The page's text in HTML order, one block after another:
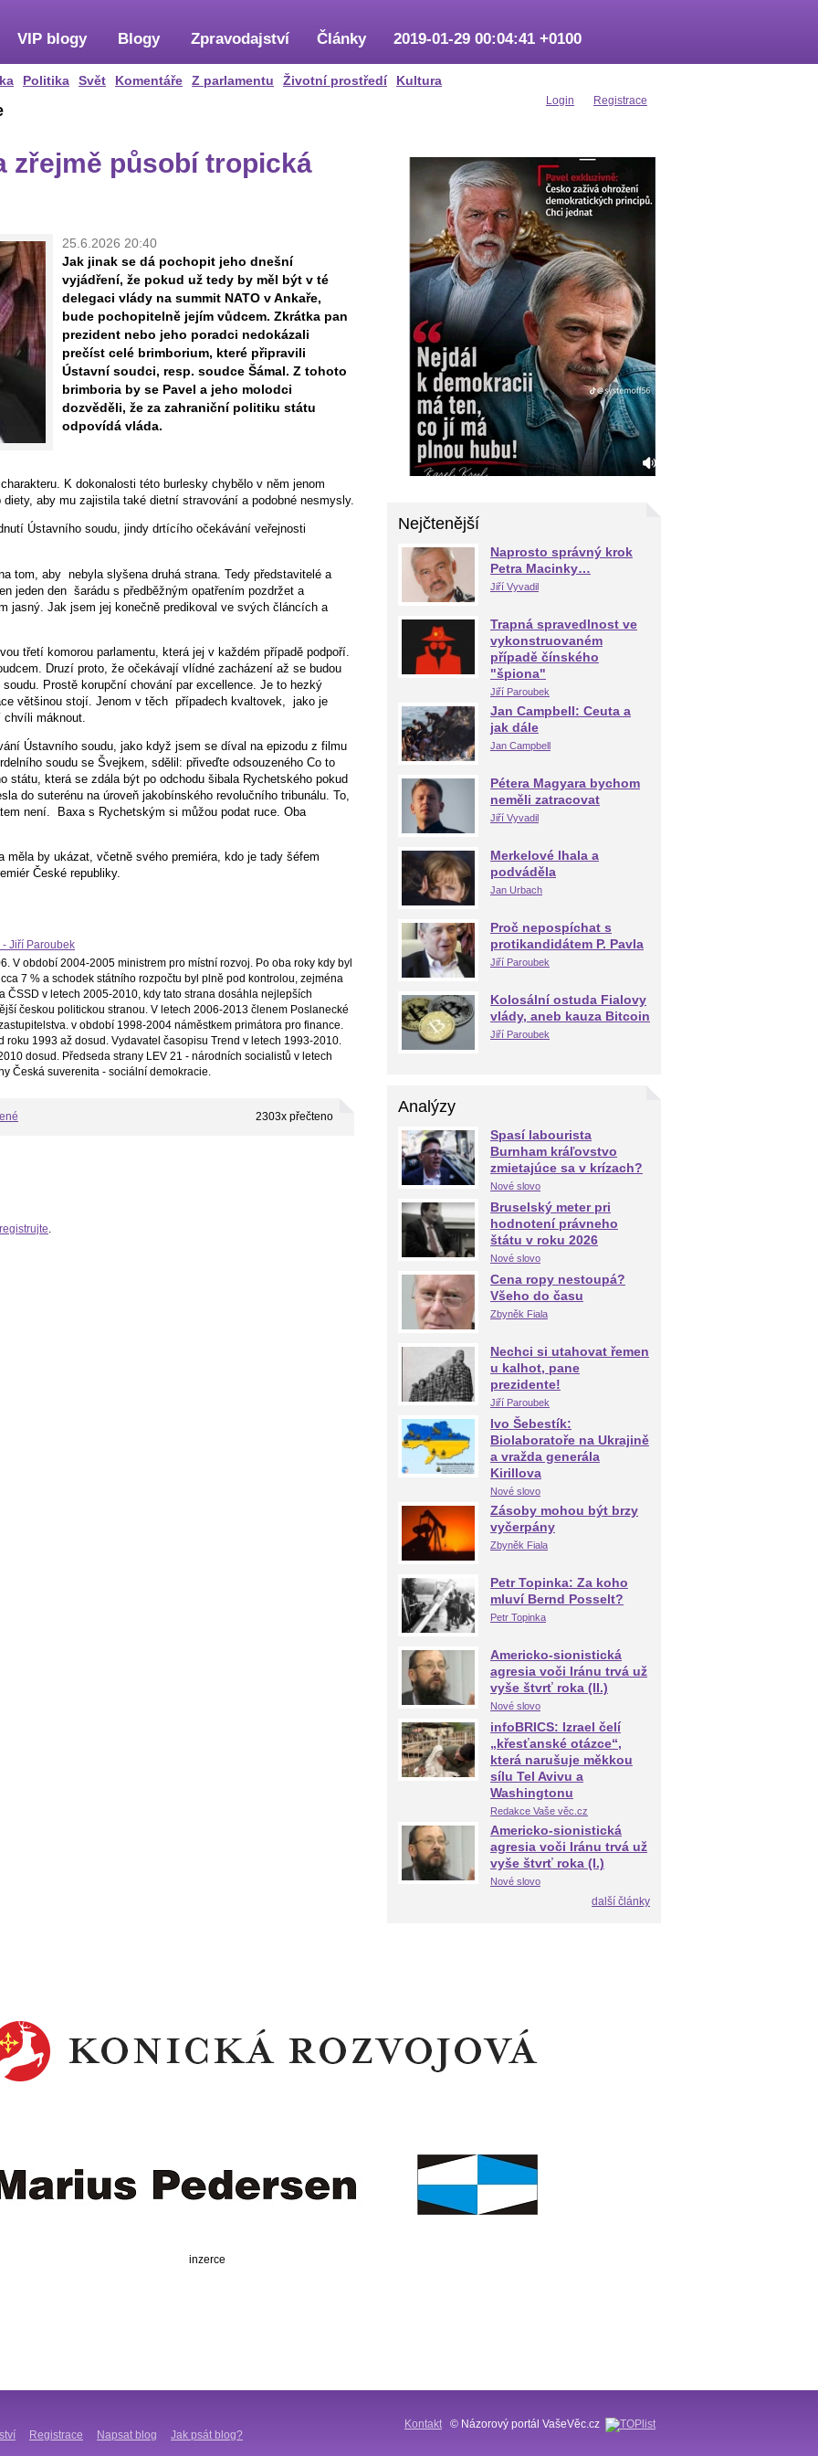
Politika Svět Komentáře Z parlamentu Životní prostředí Kultura
VIP blogy Blogy Zpravodajství Články 2019-01-29 00:04:41 +0100
Login Registrace
zřejmě působí tropická
25.6.2026 20:40
Jak jinak se dá pochopit jeho dnešní
vyjádření, že pokud už tedy by měl být v té
delegaci vlády na summit NATO v Ankaře,
bude pochopitelně jejím vůdcem. Zkrátka pan
prezident nebo jeho poradci nedokázali
prečíst celé brimborium, které připravili
Ústavní soudci, resp. soudce Šámal. Z tohoto
brimboria by se Pavel a jeho molodci
dozvěděli, že za zahraniční politiku státu
odpovídá vláda.
K dokonalosti této burlesky chybělo v něm jenom
aby mu zajistila také dietní stravování a podobné nesmysly.
Ústavního soudu, jindy drtícího očekávání veřejnosti
tom, aby nebyla slyšena druhá strana. Tedy představitelé a
jeden den šarádu s předběžným opatřením pozdržet a
jasný. Jak jsem jej konečně predikoval ve svých článcích a
třetí komorou parlamentu, která jej v každém případě podpoří.
Druzí proto, že očekávají vlídné zacházení až se budou
Prostě korupční chování par excellence. Je to hezký
většinou stojí. Jenom v těch případech kvaltovek, jako je
máknout.
Ústavního soudu, jako když jsem se díval na epizodu z filmu
soudu se Švejkem, sdělil: přiveďte odsouzeného Co to
státu, která se zdála být po odchodu šibala Rychetského pokud
do suterénu na úroveň jakobínského revolučního tribunálu. To,
není. Baxa s Rychetským si můžou podat ruce. Oba
měla by ukázat, včetně svého premiéra, kdo je tady šéfem
České republiky.
- Jiří Paroubek
V období 2004-2005 ministrem pro místní rozvoj. Po oba roky kdy byl
7 % a schodek státního rozpočtu byl plně pod kontrolou, zejména
ČSSD v letech 2005-2010, kdy tato strana dosáhla nejlepších
českou politickou stranou. V letech 2006-2013 členem Poslanecké
v období 1998-2004 náměstkem primátora pro finance.
roku 1993 až dosud. Vydavatel časopisu Trend v letech 1993-2010.
dosud. Předseda strany LEV 21 - národních socialistů v letech
Česká suverenita - sociální demokracie.
2303x přečteno
.
Nejčtenější
Naprosto správný krok
Petra Macinky…
Jiří Vyvadil
Trapná spravedlnost ve
vykonstruovaném
případě čínského
"špiona"
Jiří Paroubek
Jan Campbell: Ceuta a
jak dále
Jan Campbell
Pétera Magyara bychom
neměli zatracovat
Jiří Vyvadil
Merkelové lhala a
podváděla
Jan Urbach
Proč nepospíchat s
protikandidátem P. Pavla
Jiří Paroubek
Kolosální ostuda Fialovy
vlády, aneb kauza Bitcoin
Jiří Paroubek
Analýzy
Spasí labourista
Burnham kráľovstvo
zmietajúce sa v krízach?
Nové slovo
Bruselský meter pri
hodnotení právneho
štátu v roku 2026
Nové slovo
Cena ropy nestoupá?
Všeho do času
Zbyněk Fiala
Nechci si utahovat řemen
u kalhot, pane
prezidente!
Jiří Paroubek
Ivo Šebestík:
Biolaboratoře na Ukrajině
a vražda generála
Kirillova
Nové slovo
Zásoby mohou být brzy
vyčerpány
Zbyněk Fiala
Petr Topinka: Za koho
mluví Bernd Posselt?
Petr Topinka
Americko-sionistická
agresia voči Iránu trvá už
vyše štvrť roka (II.)
Nové slovo
infoBRICS: Izrael čelí
„křesťanské otázce“,
která narušuje měkkou
sílu Tel Avivu a
Washingtonu
Redakce Vaše věc.cz
Americko-sionistická
agresia voči Iránu trvá už
vyše štvrť roka (I.)
Nové slovo
další články
inzerce
Registrace Napsat blog Jak psát blog?
Kontakt © Názorový portál VašeVěc.cz